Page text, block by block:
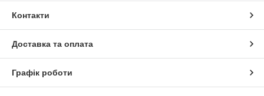
Контакти
Доставка та оплата
Графік роботи